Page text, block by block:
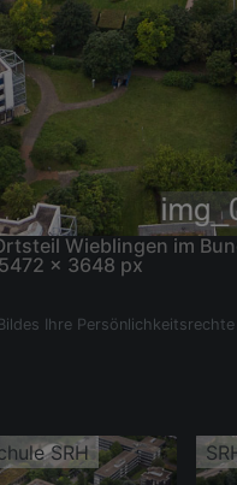
Wieblingen im
5472 x 3648 px
Ihre
SRH